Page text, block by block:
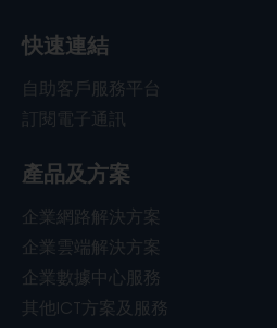
快速連結
自助客戶服務平台
訂閱電子通訊
產品及方案
企業網路解決方案
企業雲端解決方案
企業數據中心服務
其他ICT方案及服務